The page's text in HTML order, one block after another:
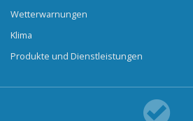
Wetterwarnungen
Klima
Produkte und Dienstleistungen